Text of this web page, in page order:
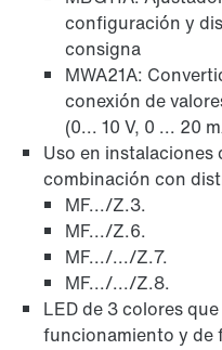
configuración y
consigna
MWA21A:
conexión de
(0... 10 V, 0 ... 20
Uso en instalaciones
combinación con
MF.../Z.3.
MF.../Z.6.
MF.../.../Z.7.
MF.../.../Z.8.
LED de 3 colores
funcionamiento y de